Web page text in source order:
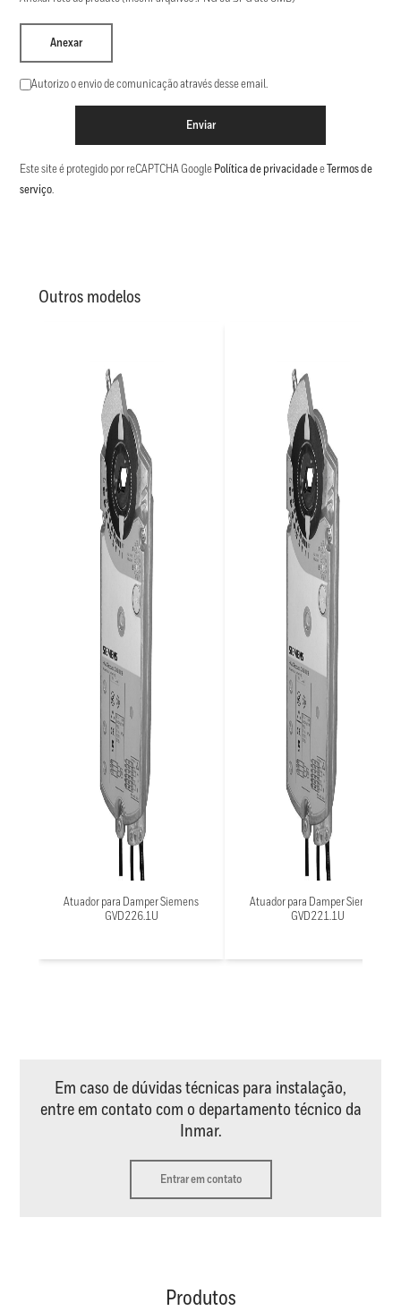
Anexar
Autorizo o envio de comunicação através desse email.
Enviar
Este site é protegido por reCAPTCHA Google Política de privacidadee Termos de
serviço.
Outros modelos
Atuador para Damper Siemens
GVD226.1U
Atuador para Damper Siemens
GVD221.1U
Em caso de dúvidas técnicas para instalação,
entre em contato com o departamento técnico da
Inmar.
Entrar em contato
Produtos